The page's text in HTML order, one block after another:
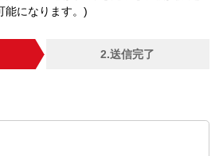
能になります。)
2.送信完了